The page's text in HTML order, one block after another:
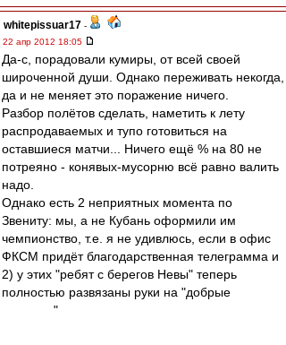
whitepissuar17 -
22 апр 2012 18:05
Да-с, порадовали кумиры, от всей своей
широченной души. Однако переживать некогда,
да и не меняет это поражение ничего.
Разбор полётов сделать, наметить к лету
распродаваемых и тупо готовиться на
оставшиеся матчи... Ничего ещё % на 80 не
потреяно - конявых-мусорню всё равно валить
надо.
Однако есть 2 неприятных момента по
Звениту: мы, а не Кубань оформили им
чемпионство, т.е. я не удивлюсь, если в офис
ФКСМ придёт благодарственная телеграмма и
2) у этих "ребят с берегов Невы" теперь
полностью развязаны руки на "добрые
поступки".